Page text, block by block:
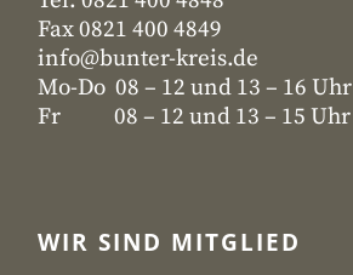
Fax 0821 400 4849
info@bunter-kreis.de
Mo-Do 08 – 12 und 13 – 16 Uhr
Fr 08 – 12 und 13 – 15 Uhr
WIR SIND MITGLIED